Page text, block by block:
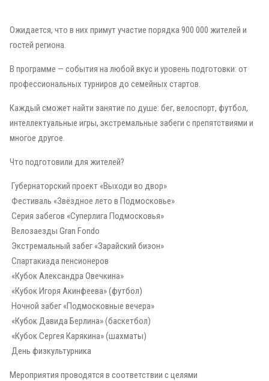
Ожидается, что в них примут участие порядка 900 000 жителей и
гостей региона.
В программе — события на любой вкус и уровень подготовки: от
профессиональных турниров до семейных стартов.
Каждый сможет найти занятие по душе: бег, велоспорт, футбол,
интеллектуальные игры, экстремальные забеги с препятствиями и
многое другое.
Что подготовили для жителей?
Губернаторский проект «Выходи во двор»
Фестиваль «Звёздное лето в Подмосковье»
Серия забегов «Суперлига Подмосковья»
Велозаезды Gran Fondo
Экстремальный забег «Зарайский бизон»
Спартакиада пенсионеров
«Кубок Александра Овечкина»
️ «Кубок Игоря Акинфеева» (футбол)
Ночной забег «Подмосковные вечера»
«Кубок Давида Берлина» (баскетбол)
«Кубок Сергея Карякина» (шахматы)
День физкультурника
Мероприятия проводятся в соответствии с целями